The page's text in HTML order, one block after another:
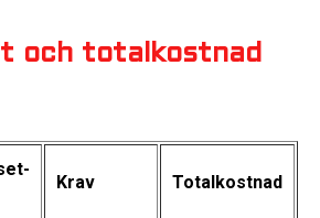
och totalkostnad
Krav Totalkostnad